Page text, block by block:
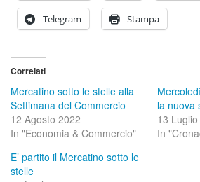
Telegram Stampa
Correlati
Mercatino sotto le stelle alla
Settimana del Commercio
12 Agosto 2022
In "Economia & Commercio"
la nuova
13
In
E’ partito il Mercatino sotto le
stelle